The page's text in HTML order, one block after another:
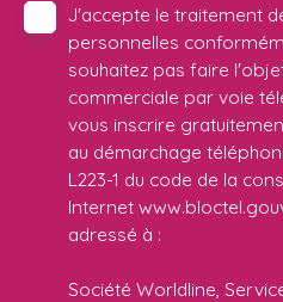
J'accepte le traitement
personnelles
souhaitez pas faire
commerciale par voie
vous inscrire
au démarchage
L223-1 du code de la
Internet
adressé à :
Société Worldline, Service